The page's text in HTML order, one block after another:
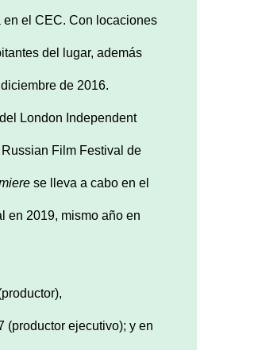
el CEC. Con locaciones
del lugar, además
de 2016.
London Independent
Film Festival de
se lleva a cabo en el
en 2019, mismo año en
(productor ejecutivo); y en